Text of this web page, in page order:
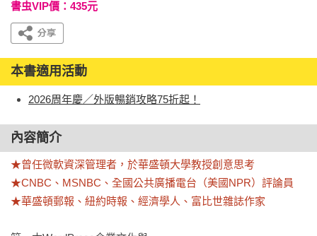
書虫VIP價：435元
本書適用活動
2026周年慶／外版暢銷攻略75折起！
內容簡介
★曾任微軟資深管理者，於華盛頓大學教授創意思考
★CNBC、MSNBC、全國公共廣播電台（美國NPR）評論員
★華盛頓郵報、紐約時報、經濟學人、富比世雜誌作家